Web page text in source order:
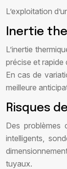
L’exploitation
Inertie
L’inertie
précise et
En cas de
meilleure
Risques
Des problèmes
intelligents,
tuyaux.